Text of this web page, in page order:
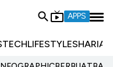
APPS
TECHLIFESTYLESHARIA